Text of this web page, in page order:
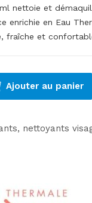
nettoie et
enrichie en Eau
fraîche et
Ajouter au panier
nettoyants